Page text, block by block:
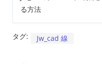
る方法
タグ: Jw_cad 線